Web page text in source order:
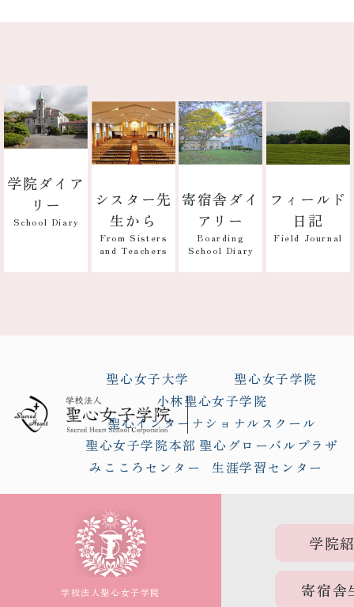
学院ダイア
リー
School Diary
シスター先
生から
From Sisters
and Teachers
寄宿舎ダイ
アリー
Boarding
School Diary
フィールド
日記
Field Journal
聖心女子大学
聖心女子学院
小林聖心女子学院
聖心インターナショナルスクール
聖心女子学院本部 聖心グローバルプラザ
みこころセンター
生涯学習センター
学校法人聖心女子学院
学院
寄宿舎